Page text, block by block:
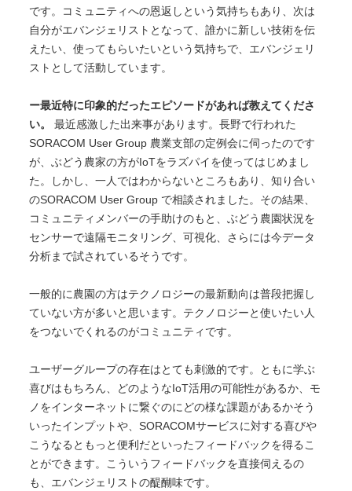
です。コミュニティへの恩返しという気持ちもあり、次は
自分がエバンジェリストとなって、誰かに新しい技術を伝
えたい、使ってもらいたいという気持ちで、エバンジェリ
ストとして活動しています。
ー最近特に印象的だったエピソードがあれば教えてくださ
い。
最近感激した出来事があります。長野で行われた
SORACOM User Group 農業支部の定例会に伺ったのです
が、ぶどう農家の方がIoTをラズパイを使ってはじめまし
た。しかし、一人ではわからないところもあり、知り合い
のSORACOM User Group で相談されました。その結果、
コミュニティメンバーの手助けのもと、ぶどう農園状況を
センサーで遠隔モニタリング、可視化、さらには今データ
分析まで試されているそうです。
一般的に農園の方はテクノロジーの最新動向は普段把握し
ていない方が多いと思います。テクノロジーと使いたい人
をつないでくれるのがコミュニティです。
ユーザーグループの存在はとても刺激的です。ともに学ぶ
喜びはもちろん、どのようなIoT活用の可能性があるか、モ
ノをインターネットに繋ぐのにどの様な課題があるかそう
いったインプットや、SORACOMサービスに対する喜びや
こうなるともっと便利だといったフィードバックを得るこ
とができます。こういうフィードバックを直接伺えるの
も、エバンジェリストの醍醐味です。